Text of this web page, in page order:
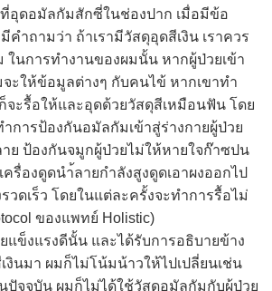
ที่อุดอมัลกัมสักซี่ในช่องปาก เมื่อมีข้อ
ำถามว่า ถ้าเรามีวัสดุอุดสีเงิน เราควร
ในการทำงานของผมนั้น หากผู้ป่วยเข้า
ะให้ข้อมูลต่างๆ กับคนไข้ หากเขาทำ
จะรื้อให้และอุดด้วยวัสดุสีเหมือนฟัน โดย
การป้องกันอมัลกัมเข้าสู่ร่างกายผู้ป่วย
ย ป้องกันจมูกผู้ป่วยไม่ให้หายใจก๊าซปน
ครื่องดูดนำ้ลายกำลังสูงดูดเอาผงออกไป
วดเร็ว โดยในแต่ละครั้งจะทำการรื้อไม่
ของแพทย์ Holistic)
แรงดีนั้น และได้รับการอธิบายข้าง
งินมา ผมก็ไม่โน้มน้าวให้ไปเปลี่ยนเช่น
ปัจจุบัน ผมก็ไม่ได้ใช้วัสดุอมัลกัมกับผู้ป่วย